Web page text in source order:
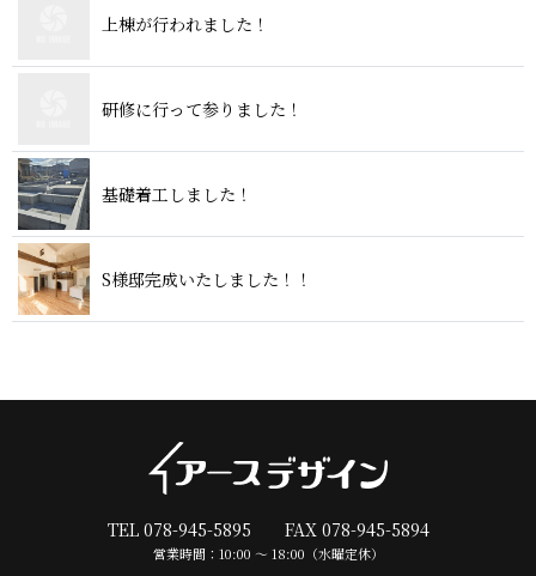
上棟が行われ ま し た ！
研修に行って参り ま し た ！
基礎着工し ま し た ！
S様邸完成いたしま し た ！ ！
TEL 078-945-5895 FAX 078-945-5894
営業時間：10:00 〜 18:00（水曜定休）